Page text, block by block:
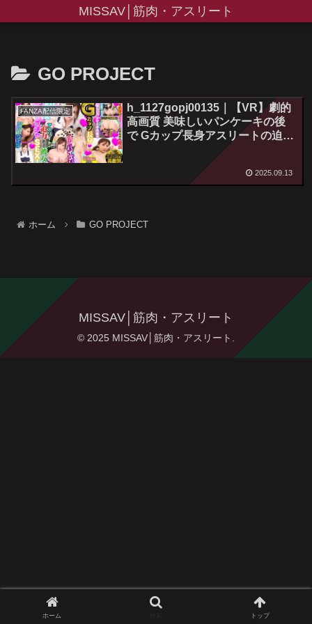
MISSAV│筋肉・アスリート
GO PROJECT
FANZA配信限定
h_1127gopj00135｜【VR】劇的
高画質 美味しいパンケーキの後
で Gカップ長身アスリートの迫力
ある彼女とイチャイチャSEX！我
慢汁でグチュグチュ音を鳴らすパ
イズリ ガン勃ちチ●ポをチュパチ
にグラインドさせながら絶頂 武
2025.09.13
ホーム GO PROJECT
MISSAV│筋肉・アスリート
© 2025 MISSAV│筋肉・アスリート.
ホーム トップ